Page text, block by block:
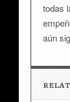
todas
aún